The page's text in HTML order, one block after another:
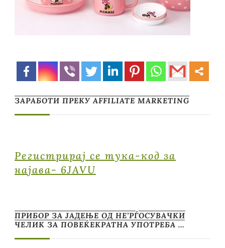
ЗАРАБОТИ ПРЕКУ AFFILIATE MARKETING
Регистрирај се тука-код за
најава- 6JAVU
ПРИБОР ЗА ЈАДЕЊЕ ОД НЕ’РЃОСУВАЧКИ
ЧЕЛИК ЗА ПОВЕЌЕКРАТНА УПОТРЕБА …